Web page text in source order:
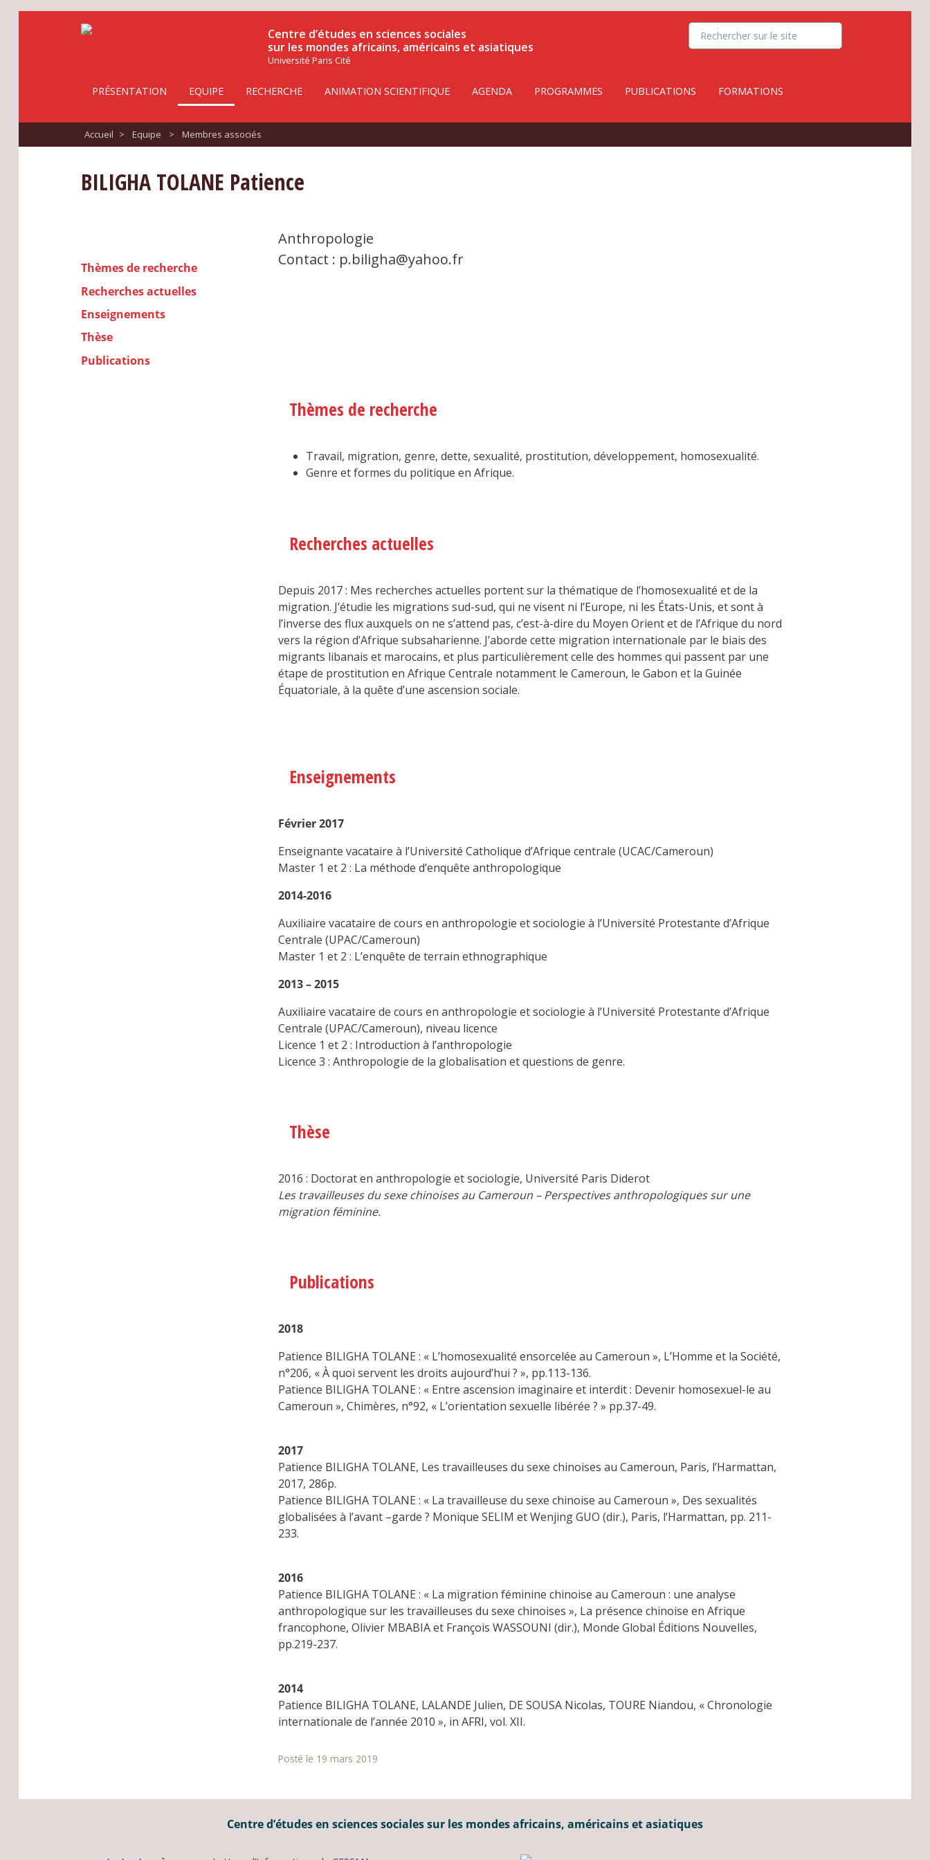
Centre d’études en sciences sociales
sur les mondes africains, américains et asiatiques
Université Paris Cité
PRÉSENTATION EQUIPE RECHERCHE ANIMATION SCIENTIFIQUE AGENDA PROGRAMMES PUBLICATIONS FORMATIONS
Accueil > Equipe > Membres associés
BILIGHA TOLANE Patience
Thèmes de recherche
Recherches actuelles
Enseignements
Thèse
Publications
Anthropologie
Contact : p.biligha@yahoo.fr
Thèmes de recherche
Travail, migration, genre, dette, sexualité, prostitution, développement, homosexualité.
Genre et formes du politique en Afrique.
Recherches actuelles
Depuis 2017 : Mes recherches actuelles portent sur la thématique de l’homosexualité et de la
migration. J’étudie les migrations sud-sud, qui ne visent ni l’Europe, ni les États-Unis, et sont à
l’inverse des flux auxquels on ne s’attend pas, c’est-à-dire du Moyen Orient et de l’Afrique du nord
vers la région d’Afrique subsaharienne. J’aborde cette migration internationale par le biais des
migrants libanais et marocains, et plus particulièrement celle des hommes qui passent par une
étape de prostitution en Afrique Centrale notamment le Cameroun, le Gabon et la Guinée
Équatoriale, à la quête d’une ascension sociale.
Enseignements
Février 2017
Enseignante vacataire à l’Université Catholique d’Afrique centrale (UCAC/Cameroun)
Master 1 et 2 : La méthode d’enquête anthropologique
2014-2016
Auxiliaire vacataire de cours en anthropologie et sociologie à l’Université Protestante d’Afrique
Centrale (UPAC/Cameroun)
Master 1 et 2 : L’enquête de terrain ethnographique
2013 – 2015
Auxiliaire vacataire de cours en anthropologie et sociologie à l’Université Protestante d’Afrique
Centrale (UPAC/Cameroun), niveau licence
Licence 1 et 2 : Introduction à l’anthropologie
Licence 3 : Anthropologie de la globalisation et questions de genre.
Thèse
2016 : Doctorat en anthropologie et sociologie, Université Paris Diderot
Les travailleuses du sexe chinoises au Cameroun – Perspectives anthropologiques sur une
migration féminine.
Publications
2018
Patience BILIGHA TOLANE : « L’homosexualité ensorcelée au Cameroun », L’Homme et la Société,
n°206, « À quoi servent les droits aujourd’hui ? », pp.113-136.
Patience BILIGHA TOLANE : « Entre ascension imaginaire et interdit : Devenir homosexuel-le au
Cameroun », Chimères, n°92, « L’orientation sexuelle libérée ? » pp.37-49.
2017
Patience BILIGHA TOLANE, Les travailleuses du sexe chinoises au Cameroun, Paris, l’Harmattan,
2017, 286p.
Patience BILIGHA TOLANE : « La travailleuse du sexe chinoise au Cameroun », Des sexualités
globalisées à l’avant –garde ? Monique SELIM et Wenjing GUO (dir.), Paris, l’Harmattan, pp. 211-
233.
2016
Patience BILIGHA TOLANE : « La migration féminine chinoise au Cameroun : une analyse
anthropologique sur les travailleuses du sexe chinoises », La présence chinoise en Afrique
francophone, Olivier MBABIA et François WASSOUNI (dir.), Monde Global Éditions Nouvelles,
pp.219-237.
2014
Patience BILIGHA TOLANE, LALANDE Julien, DE SOUSA Nicolas, TOURE Niandou, « Chronologie
internationale de l’année 2010 », in AFRI, vol. XII.
Posté le 19 mars 2019
Centre d’études en sciences sociales sur les mondes africains, américains et asiatiques